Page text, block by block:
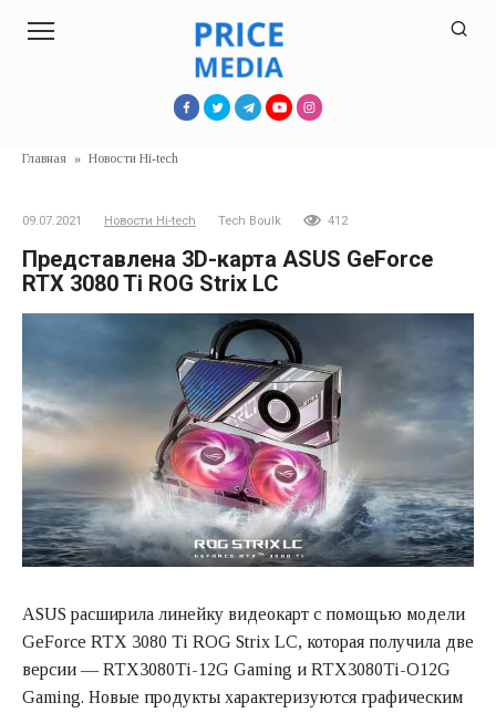
Главная » Новости Hi-tech
09.07.2021 Новости Hi-tech Tech Boulk 412
Представлена 3D-карта ASUS GeForce
RTX 3080 Ti ROG Strix LC
ASUS расширила линейку видеокарт с помощью модели
GeForce RTX 3080 Ti ROG Strix LC, которая получила две
версии — RTX3080Ti-12G Gaming и RTX3080Ti-O12G
Gaming. Новые продукты характеризуются графическим